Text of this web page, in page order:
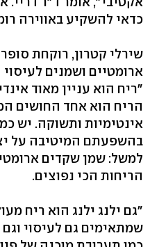
כדאי להשקיע באווירה
שירלי קטרון, רוקחת
ארומטיים ושמנים
"ריח הוא עניין מאוד
הריח הוא אחד החושים
אינטימיות ותשוקה. יש
בהשפעתם המיטיבה על
למשל: שמן שקדים
הריחות הכי נפוצים.
"גם ילנג ילנג הוא ריח
שמתאימים גם לעיסוי